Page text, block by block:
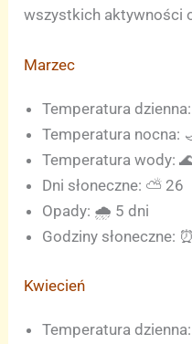
wszystkich aktywności
Marzec
Temperatura
Temperatura nocna:
Temperatura wody:
Dni słoneczne: ⛅ 26
Opady: 🌧️ 5 dni
Godziny słoneczne:
Kwiecień
Temperatura